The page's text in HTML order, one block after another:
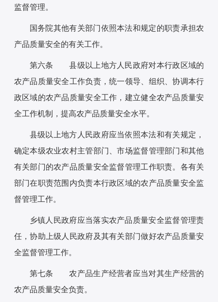
监督管理。
国务院其他有关部门依照本法和规定的职责承担农
产品质量安全的有关工作。
第六条 县级以上地方人民政府对本行政区域的
农产品质量安全工作负责，统一领导、组织、协调本行
政区域的农产品质量安全工作，建立健全农产品质量安
全工作机制，提高农产品质量安全水平。
县级以上地方人民政府应当依照本法和有关规定，
确定本级农业农村主管部门、市场监督管理部门和其他
有关部门的农产品质量安全监督管理工作职责。各有关
部门在职责范围内负责本行政区域的农产品质量安全监
督管理工作。
乡镇人民政府应当落实农产品质量安全监督管理责
任，协助上级人民政府及其有关部门做好农产品质量安
全监督管理工作。
第七条 农产品生产经营者应当对其生产经营的
农产品质量安全负责。